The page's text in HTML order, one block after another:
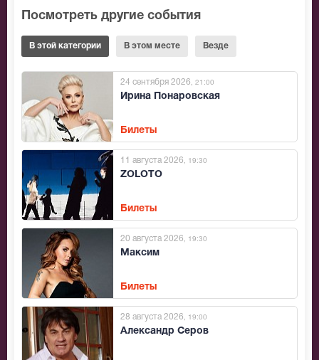
Посмотреть другие события
В этой категории В этом месте Везде
Ирина Понаровская
24 сентября 2026 , 21:00
Билеты
ZOLOTO
11 августа 2026 , 19:30
Билеты
Максим
20 августа 2026 , 19:30
Билеты
Александр Серов
28 августа 2026 , 19:00